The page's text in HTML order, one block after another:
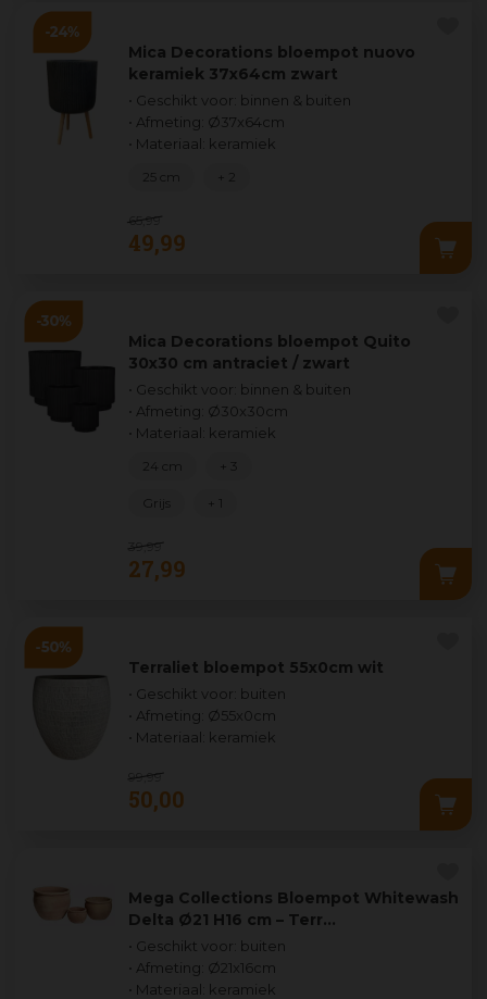
Mica Decorations bloempot nuovo
keramiek 37x64cm zwart
• Geschikt voor: binnen & buiten
• Afmeting: Ø37x64cm
• Materiaal: keramiek
65 99
49,99
25 cm + 2
Mica Decorations bloempot Quito
30x30 cm antraciet / zwart
• Geschikt voor: binnen & buiten
• Afmeting: Ø30x30cm
• Materiaal: keramiek
39,99
27,99
24 cm + 3
Grijs + 1
Terraliet bloempot 55x0cm wit
• Geschikt voor: buiten
• Afmeting: Ø55x0cm
• Materiaal: keramiek
99,99
50,00
Mega Collections Bloempot Whitewash
Delta Ø21 H16 cm – Terr…
• Geschikt voor: buiten
• Afmeting: Ø21x16cm
• Materiaal: keramiek